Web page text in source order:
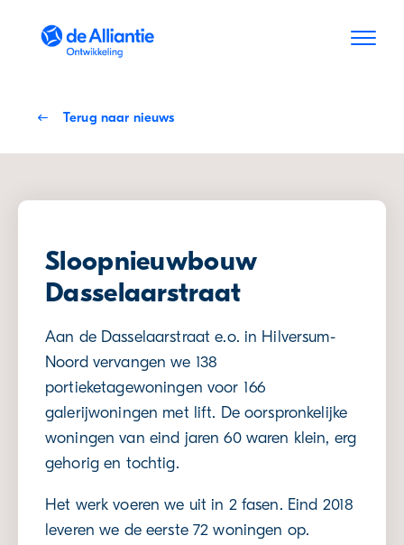
Terug naar nieuws
Sloopnieuwbouw
Dasselaarstraat
Aan de Dasselaarstraat e.o. in Hilversum-
Noord vervangen we 138
portieketagewoningen voor 166
galerijwoningen met lift. De oorspronkelijke
woningen van eind jaren 60 waren klein, erg
gehorig en tochtig.
Het werk voeren we uit in 2 fasen. Eind 2018
leveren we de eerste 72 woningen op.